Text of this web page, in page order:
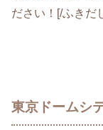
ださい！[/ふきだ
東京ドームシ